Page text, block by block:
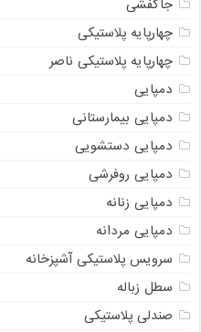
جاکفشی
چهارپایه پلاستیکی
چهارپایه پلاستیکی ناصر
دمپایی
دمپایی بیمارستانی
دمپایی دستشویی
دمپایی روفرشی
دمپایی زنانه
دمپایی مردانه
سرویس پلاستیکی آشپزخانه
سطل زباله
صندلی پلاستیکی